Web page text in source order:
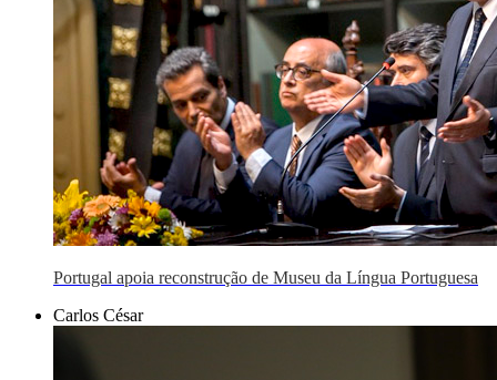
Portugal apoia reconstrução de Museu da Língua Portuguesa
Carlos César